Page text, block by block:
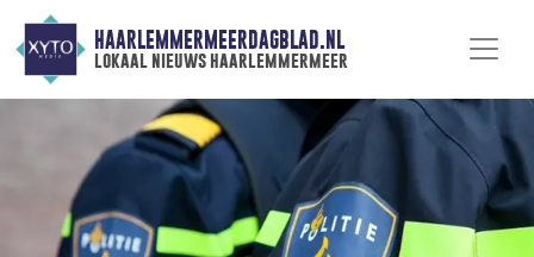
HAARLEMMERMEERDAGBLAD.NL
lokaal nieuws haarlemmermeer